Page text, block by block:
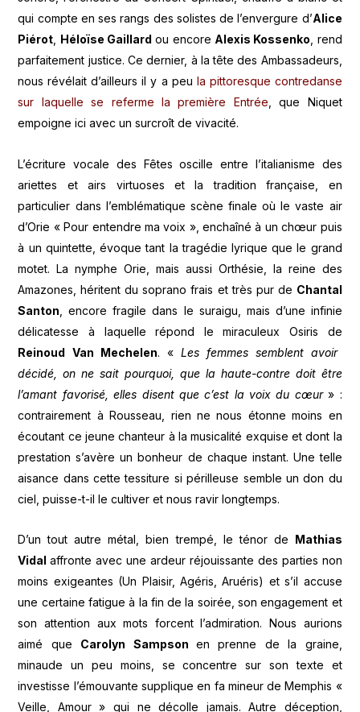
qui compte en ses rangs des solistes de l’envergure d’Alice
Piérot, Héloïse Gaillard ou encore Alexis Kossenko, rend
parfaitement justice. Ce dernier, à la tête des Ambassadeurs,
nous révélait d’ailleurs il y a peu la pittoresque contredanse
sur laquelle se referme la première Entrée, que Niquet
empoigne ici avec un surcroît de vivacité.
L’écriture vocale des Fêtes oscille entre l’italianisme des
ariettes et airs virtuoses et la tradition française, en
particulier dans l’emblématique scène finale où le vaste air
d’Orie « Pour entendre ma voix », enchaîné à un chœur puis
à un quintette, évoque tant la tragédie lyrique que le grand
motet. La nymphe Orie, mais aussi Orthésie, la reine des
Amazones, héritent du soprano frais et très pur de Chantal
Santon , encore fragile dans le suraigu, mais d’une infinie
délicatesse à laquelle répond le miraculeux Osiris de
Reinoud Van Mechelen. «Les femmes semblent avoir
décidé, on ne sait pourquoi, que la haute-contre doit être
l’amant favorisé, elles disent que c’est la voix du cœur» :
contrairement à Rousseau, rien ne nous étonne moins en
écoutant ce jeune chanteur à la musicalité exquise et dont la
prestation s’avère un bonheur de chaque instant. Une telle
aisance dans cette tessiture si périlleuse semble un don du
ciel, puisse-t-il le cultiver et nous ravir longtemps.
D’un tout autre métal, bien trempé, le ténor de
Mathias
Vidalaffronte avec une ardeur réjouissante des parties non
moins exigeantes (Un Plaisir, Agéris, Aruéris) et s’il accuse
une certaine fatigue à la fin de la soirée, son engagement et
son attention aux mots forcent l’admiration. Nous aurions
aimé que Carolyn Sampsonen prenne de la graine,
minaude un peu moins, se concentre sur son texte et
investisse l’émouvante supplique en fa mineur de Memphis «
Veille, Amour » qui ne décolle jamais. Autre déception,